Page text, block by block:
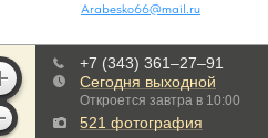
Arabesko66@mail.ru